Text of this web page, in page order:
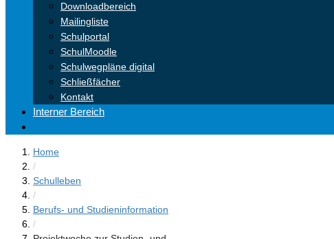
Downloadbereich
Mailingliste
Schulportal
SchulMoodle
Schulwegpläne digital
Schließfächer
Kontakt
Interner Bereich
Home
/
Schulleben
/
Berufs- und Studieninformation
/